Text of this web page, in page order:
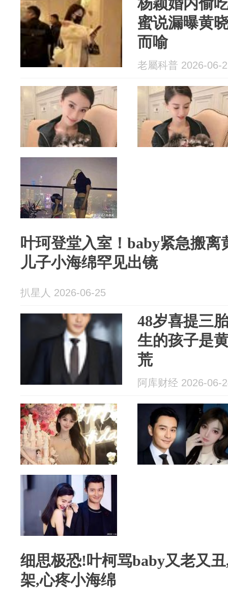
蜜说漏曝黄
而喻
老屬科普 2026-06-
叶珂登堂入室！baby紧急搬离
儿子小海绵罕见出镜
扒星人 2026-06-25
48岁喜提三
生的孩子是
荒
阿库财经 2026-06-
细思极恐!叶柯骂baby又老又
架,心疼小海绵